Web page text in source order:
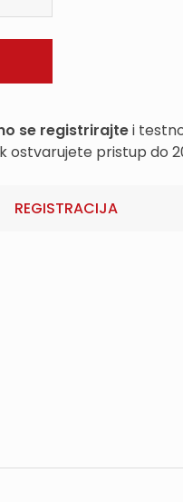
se registrirajtei
ostvarujete pristup do
REGISTRACIJA